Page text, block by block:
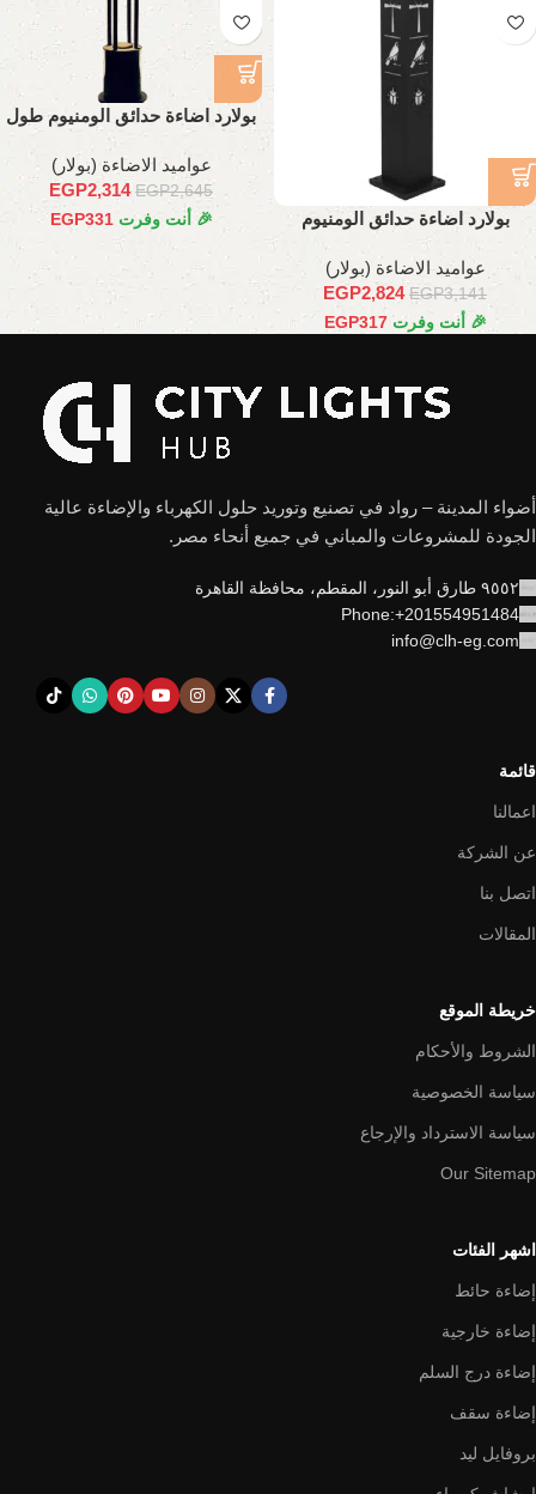
بولارد اضاءة حدائق الومنيوم
فرعوني 70 سم
عواميد الاضاءة (بولار)
EGP3,141
EGP2,824
🎉 أنت وفرت EGP317
بولارد اضاءة حدائق الومنيوم طول
عواميد الاضاءة (بولار)
EGP2,645
EGP2,314
🎉 أنت وفرت EGP331
أضواء المدينة – رواد في تصنيع وتوريد حلول الكهرباء والإضاءة عالية
الجودة للمشروعات والمباني في جميع أنحاء مصر.
٩٥٥٢ طارق أبو النور، المقطم، محافظة القاهرة
Phone:+201554951484
info@clh-eg.com
قائمة
اعمالنا
عن الشركة
اتصل بنا
المقالات
خريطة الموقع
الشروط والأحكام
سياسة الخصوصية
سياسة الاسترداد والإرجاع
Our Sitemap
اشهر الفئات
إضاءة حائط
إضاءة خارجية
إضاءة درج السلم
إضاءة سقف
بروفايل ليد